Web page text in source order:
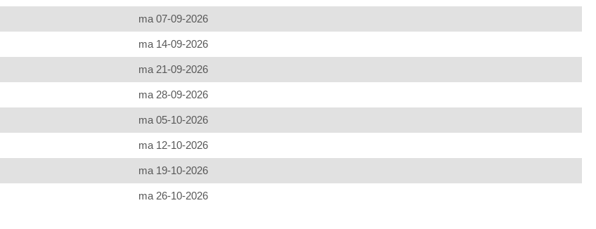
ma 07-09-2026
ma 14-09-2026
ma 21-09-2026
ma 28-09-2026
ma 05-10-2026
ma 12-10-2026
ma 19-10-2026
ma 26-10-2026